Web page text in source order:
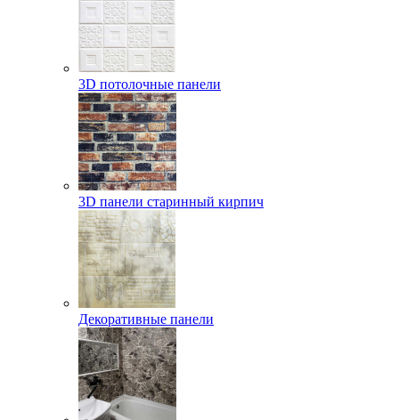
3D потолочные панели
3D панели старинный кирпич
Декоративные панели